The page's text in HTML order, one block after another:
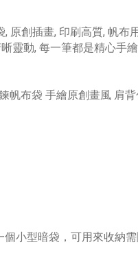
原創插畫, 印刷高質, 帆布
靈動, 每一筆都是精心手
帆布袋 手繪原創畫風 肩
小型暗袋，可用來收納